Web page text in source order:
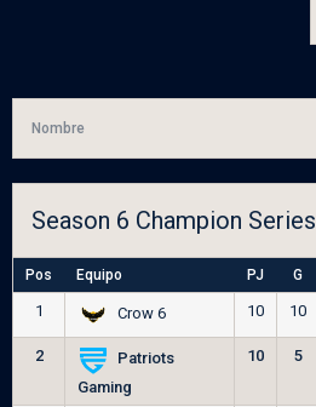
Nombre
Season 6 Champion Series
Pos Equipo PJ G
1 Crow 6 10 10
2
Patriots
Gaming
10 5